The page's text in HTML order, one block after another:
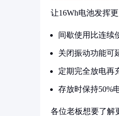
让16Wh电池发挥
间歇使用比连续
关闭振动功能可
定期完全放电再
存放时保持50%
各位老板想要了解